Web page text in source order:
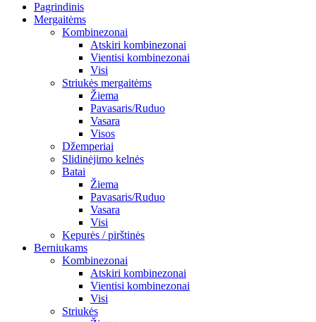
Pagrindinis
Mergaitėms
Kombinezonai
Atskiri kombinezonai
Vientisi kombinezonai
Visi
Striukės mergaitėms
Žiema
Pavasaris/Ruduo
Vasara
Visos
Džemperiai
Slidinėjimo kelnės
Batai
Žiema
Pavasaris/Ruduo
Vasara
Visi
Kepurės / pirštinės
Berniukams
Kombinezonai
Atskiri kombinezonai
Vientisi kombinezonai
Visi
Striukės